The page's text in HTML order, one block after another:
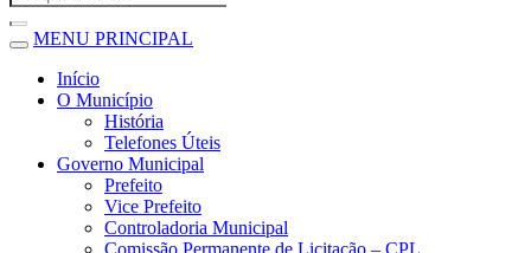
MENU PRINCIPAL
Início
O Município
História
Telefones Úteis
Governo Municipal
Prefeito
Vice Prefeito
Controladoria Municipal
Comissão Permanente de Licitação – CPL